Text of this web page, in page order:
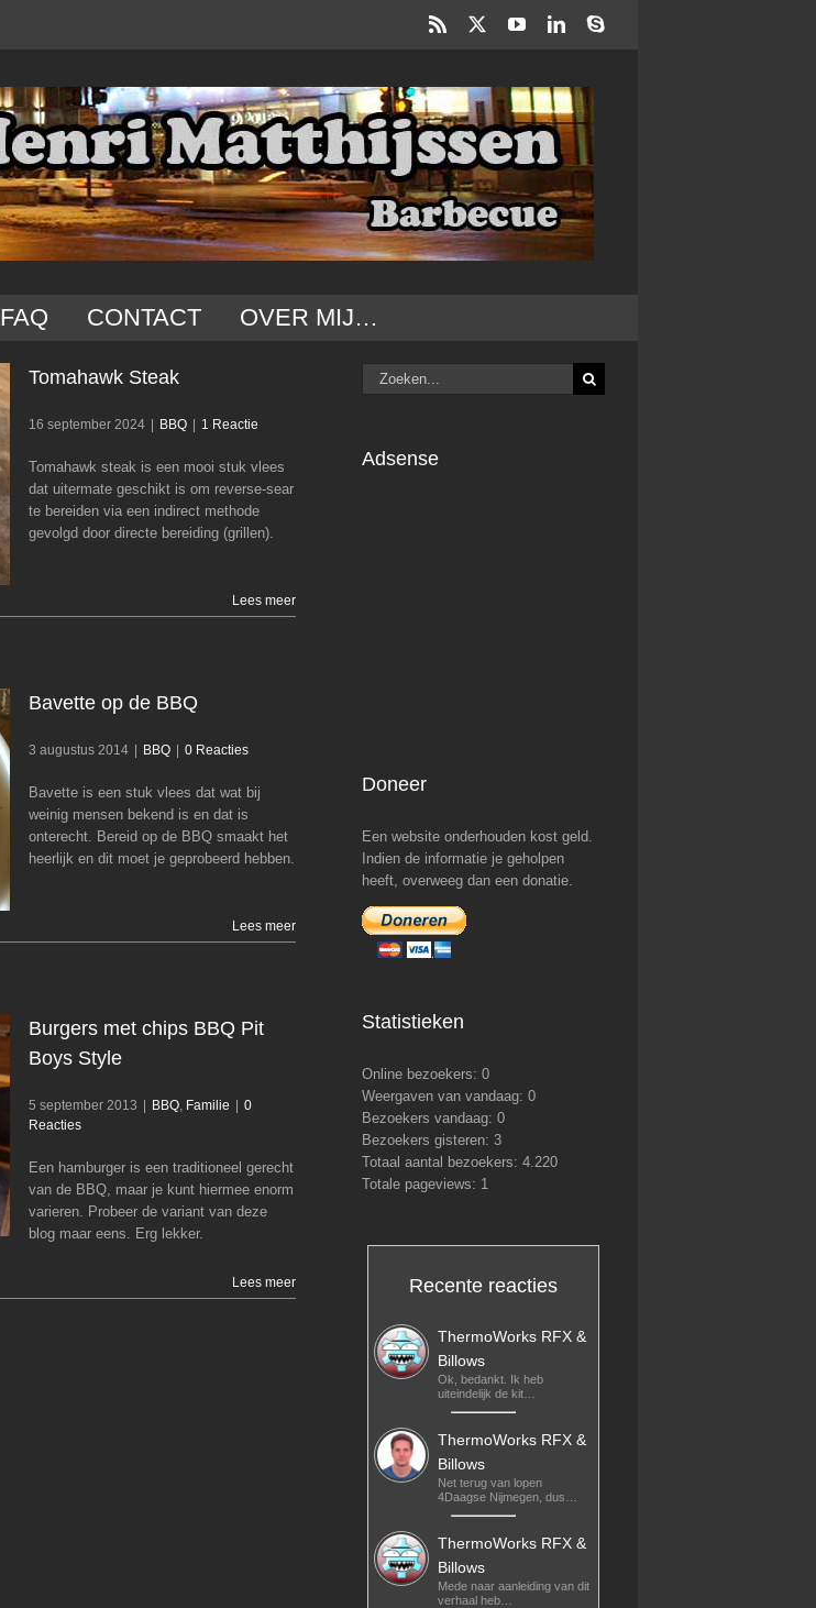
Rss YouTubeLinkedInSkype
FAQ CONTACT OVER MIJ…
Tomahawk Steak
BBQ
Tomahawk Steak
16 september 2024 | BBQ | 1 Reactie
Tomahawk steak is een mooi stuk vlees
dat uitermate geschikt is om reverse-sear
te bereiden via een indirect methode
gevolgd door directe bereiding (grillen).
Lees meer
Bavette op de BBQ
BBQ
Bavette op de BBQ
3 augustus 2014 | BBQ | 0 Reacties
Bavette is een stuk vlees dat wat bij
weinig mensen bekend is en dat is
onterecht. Bereid op de BBQ smaakt het
heerlijk en dit moet je geprobeerd hebben.
Lees meer
BBQ Familie
Burgers met chips BBQ Pit
Boys Style
5 september 2013 | BBQ Familie | 0
Reacties
Een hamburger is een traditioneel gerecht
van de BBQ, maar je kunt hiermee enorm
varieren. Probeer de variant van deze
blog maar eens. Erg lekker.
Lees meer
Zoeken
naar:
Adsense
Doneer
Een website onderhouden kost geld.
Indien de informatie je geholpen
heeft, overweeg dan een donatie.
Statistieken
Online bezoekers:0
Weergaven van vandaag:0
Bezoekers vandaag:0
Bezoekers gisteren:3
Totaal aantal bezoekers:4.220
Totale pageviews: 1
Recente reacties
ThermoWorks RFX &
Billows
Ok, bedankt. Ik heb
uiteindelijk de kit…
ThermoWorks RFX &
Billows
Net terug van lopen
4Daagse Nijmegen, dus…
ThermoWorks RFX &
Billows
Mede naar aanleiding van dit
verhaal heb…